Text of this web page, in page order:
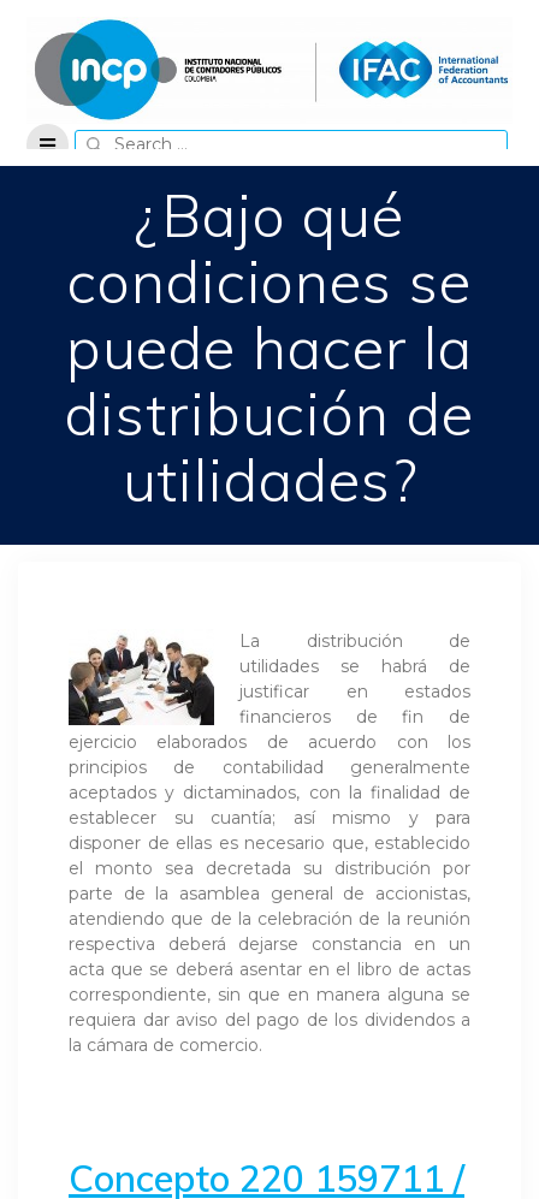
content
Search
for:
¿Bajo qué
condiciones se
puede hacer la
distribución de
utilidades?
La distribución de
utilidades se habrá de
justificar en estados
financieros de fin de
ejercicio elaborados de acuerdo con los
principios de contabilidad generalmente
aceptados y dictaminados, con la finalidad de
establecer su cuantía; así mismo y para
disponer de ellas es necesario que, establecido
el monto sea decretada su distribución por
parte de la asamblea general de accionistas,
atendiendo que de la celebración de la reunión
respectiva deberá dejarse constancia en un
acta que se deberá asentar en el libro de actas
correspondiente, sin que en manera alguna se
requiera dar aviso del pago de los dividendos a
la cámara de comercio.
Concepto 220 159711 /